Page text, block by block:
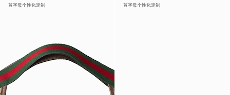
首字母个性化定制 首字母个性化定制